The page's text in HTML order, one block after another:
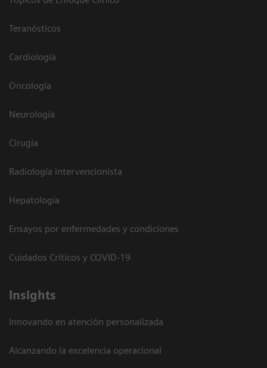
Teranósticos
Cardiología
Oncología
Neurología
Cirugía
Radiología intervencionista
Hepatología
Ensayos por enfermedades y condiciones
Cuidados Críticos y COVID-19
Insights
Innovando en atención personalizada
Alcanzando la excelencia operacional